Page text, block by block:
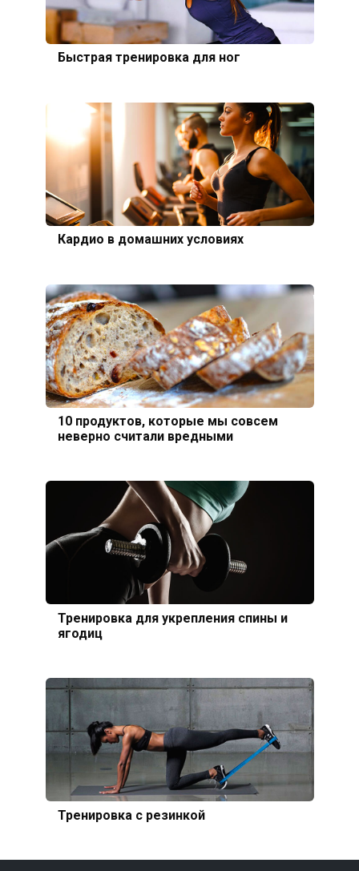
Быстрая тренировка для ног
Кардио в домашних условиях
10 продуктов, которые мы совсем
неверно считали вредными
Тренировка для укрепления спины и
ягодиц
Тренировка с резинкой